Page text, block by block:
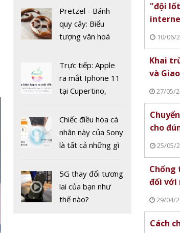
Dự báo giá vàng
hôm nay 4/11:
Giữ nguyên giá trị
hôm nay 14/9:
Cuối tuần đảo
chiều tăng giá
Pretzel - Bánh
quy cây: Biểu
tượng văn hoá
tranh cãi về nguồn
gốc
Trực tiếp: Apple
ra mắt Iphone 11
tại Cupertino,
Chiếc điều hòa cá
nhân này của Sony
là tất cả những gì
sót qua mùa hè
nóng nực
5G thay đổi tương
lai của bạn như
thế nào?
"đội
10/06/
Khai
và
27/05/
cho
25/05/
đối với
29/04/
Cách